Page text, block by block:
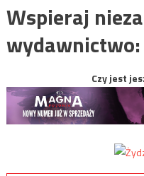
Wspieraj
wydawnictwo:
Czy jest